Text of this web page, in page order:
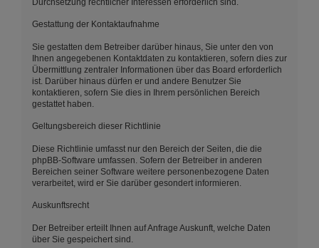
Durchsetzung rechtlicher Interessen erforderlich sind.
Gestattung der Kontaktaufnahme
Sie gestatten dem Betreiber darüber hinaus, Sie unter den von
Ihnen angegebenen Kontaktdaten zu kontaktieren, sofern dies zur
Übermittlung zentraler Informationen über das Board erforderlich
ist. Darüber hinaus dürfen er und andere Benutzer Sie
kontaktieren, sofern Sie dies in Ihrem persönlichen Bereich
gestattet haben.
Geltungsbereich dieser Richtlinie
Diese Richtlinie umfasst nur den Bereich der Seiten, die die
phpBB-Software umfassen. Sofern der Betreiber in anderen
Bereichen seiner Software weitere personenbezogene Daten
verarbeitet, wird er Sie darüber gesondert informieren.
Auskunftsrecht
Der Betreiber erteilt Ihnen auf Anfrage Auskunft, welche Daten
über Sie gespeichert sind.